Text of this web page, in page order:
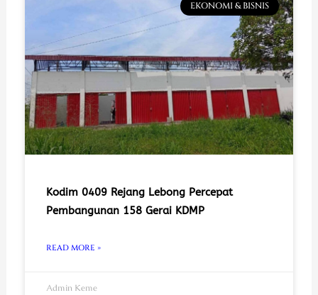
EKONOMI & BISNIS
Kodim 0409 Rejang Lebong Percepat
Pembangunan 158 Gerai KDMP
READ MORE »
Admin Keme